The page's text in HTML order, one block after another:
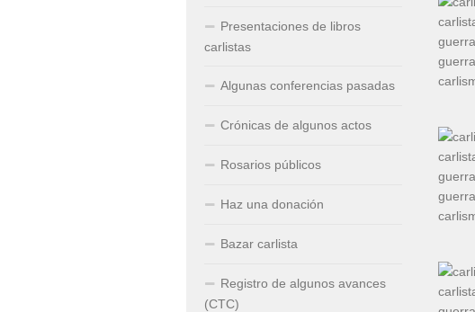
Presentaciones de libros
carlistas
Algunas conferencias pasadas
Crónicas de algunos actos
Rosarios públicos
Haz una donación
Bazar carlista
Registro de algunos avances
(CTC)